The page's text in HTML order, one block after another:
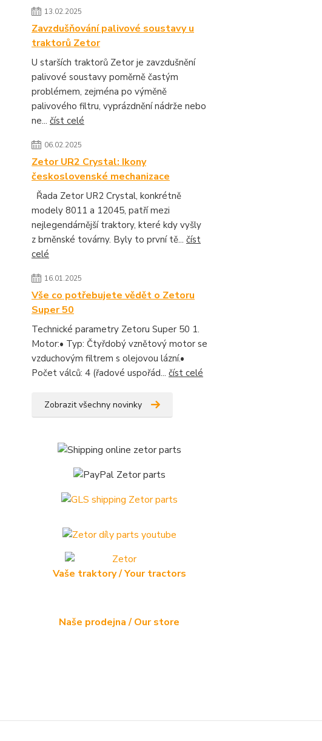
13.02.2025
Zavzdušňování palivové soustavy u
traktorů Zetor
U starších traktorů Zetor je zavzdušnění
palivové soustavy poměrně častým
problémem, zejména po výměně
palivového filtru, vyprázdnění nádrže nebo
ne... číst celé
06.02.2025
Zetor UR2 Crystal: Ikony
československé mechanizace
Řada Zetor UR2 Crystal, konkrétně
modely 8011 a 12045, patří mezi
nejlegendárnější traktory, které kdy vyšly
z brněnské továrny. Byly to první tě... číst
celé
16.01.2025
Vše co potřebujete vědět o Zetoru
Super 50
Technické parametry Zetoru Super 50 1.
Motor:• Typ: Čtyřdobý vznětový motor se
vzduchovým filtrem s olejovou lázní.•
Počet válců: 4 (řadové uspořád... číst celé
Zobrazit všechny novinky
Vaše traktory / Your tractors
Naše prodejna / Our store